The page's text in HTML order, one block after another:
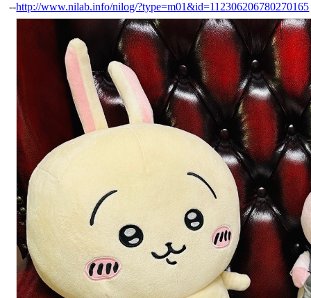
--http://www.nilab.info/nilog/?type=m01&id=112306206780270165